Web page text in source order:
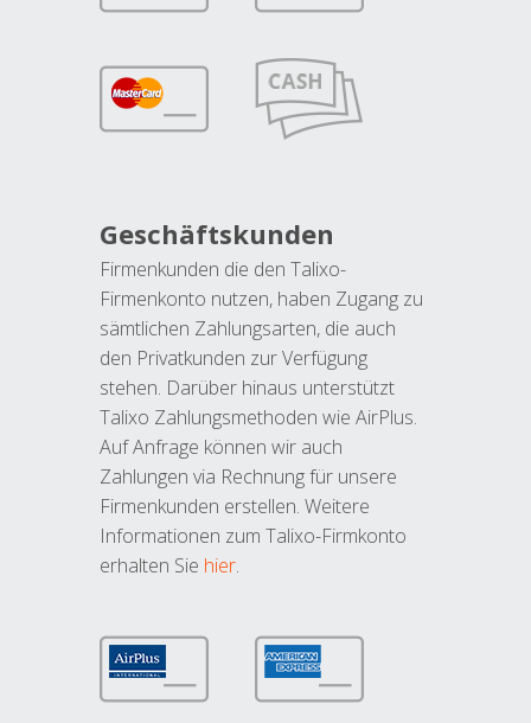
Geschäftskunden
Firmenkunden die den Talixo-
Firmenkonto nutzen, haben Zugang zu
sämtlichen Zahlungsarten, die auch
den Privatkunden zur Verfügung
stehen. Darüber hinaus unterstützt
Talixo Zahlungsmethoden wie AirPlus.
Auf Anfrage können wir auch
Zahlungen via Rechnung für unsere
Firmenkunden erstellen. Weitere
Informationen zum Talixo-Firmkonto
erhalten Sie hier.